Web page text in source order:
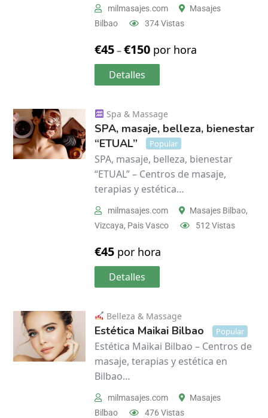
milmasajes.com
Masajes
Bilbao
374 Vistas
€45–€150 por hora
Detalles
Spa & Massage
SPA, masaje, belleza, bienestar
“ETUAL”
Popular
SPA, masaje, belleza, bienestar
“ETUAL” – Centros de masaje,
terapias y estética…
milmasajes.com Masajes Bilbao,
Vizcaya, Pais Vasco 512 Vistas
€45 por hora
Detalles
Belleza & Massage
Estética Maikai Bilbao Popular
Estética Maikai Bilbao – Centros de
masaje, terapias y estética en
Bilbao…
milmasajes.com
Masajes
Bilbao
476 Vistas